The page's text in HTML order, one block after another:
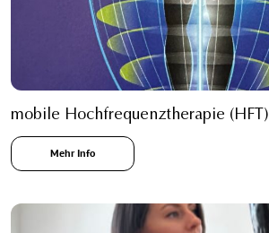
mobile Hochfrequenztherapie (HFT)
Mehr Info